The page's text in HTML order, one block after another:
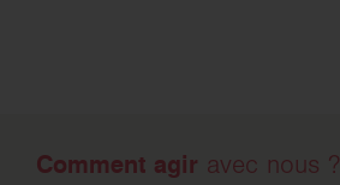
Comment agir avec nous ?